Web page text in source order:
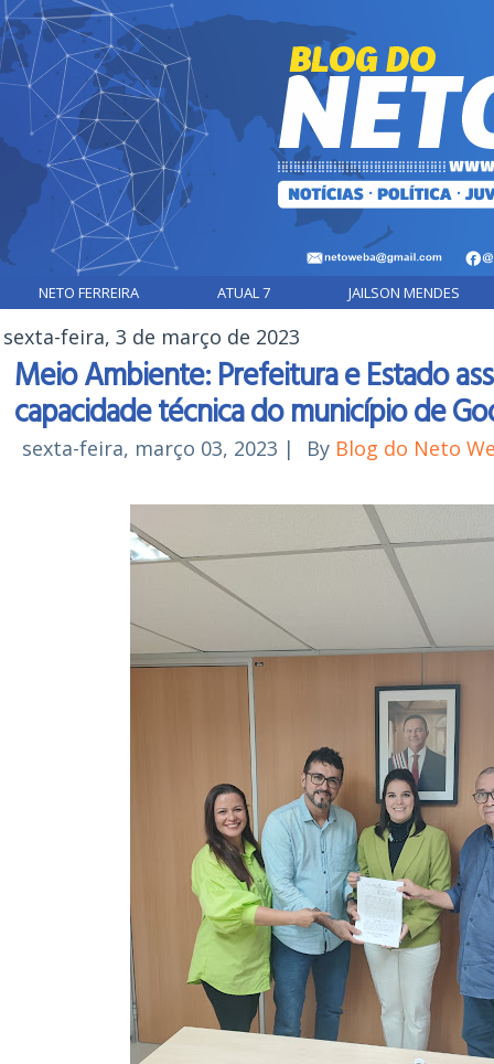
NETO FERREIRA ATUAL 7 JAILSON MENDES
sexta-feira, 3 de março de 2023
Meio Ambiente: Prefeitura e Estado
capacidade técnica do município de
sexta-feira, março 03, 2023 | By Blog do Neto